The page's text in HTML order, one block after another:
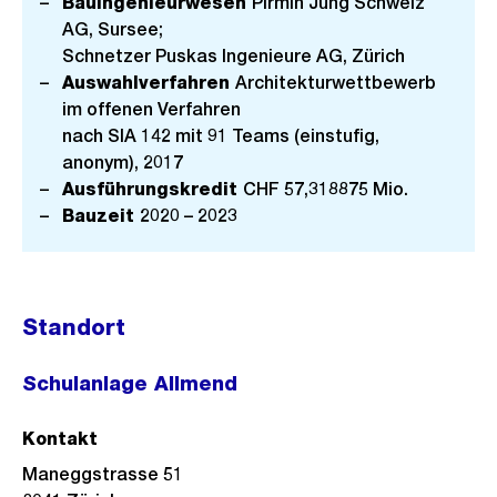
AG, Sursee;
Schnetzer Puskas Ingenieure AG, Zürich
Auswahlverfahren Architekturwettbewerb
im offenen Verfahren
nach SIA 142 mit 91 Teams (einstufig,
anonym), 2017
Ausführungskredit CHF 57,318875 Mio.
Bauzeit 2020 – 2023
Standort
Schulanlage Allmend
Kontakt
Maneggstrasse 51